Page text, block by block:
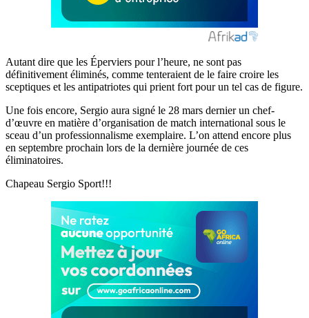
Autant dire que les Éperviers pour l’heure, ne sont pas
définitivement éliminés, comme tenteraient de le faire croire les
sceptiques et les antipatriotes qui prient fort pour un tel cas de figure.
Une fois encore, Sergio aura signé le 28 mars dernier un chef-
d’œuvre en matière d’organisation de match international sous le
sceau d’un professionnalisme exemplaire. L’on attend encore plus
en septembre prochain lors de la dernière journée de ces
éliminatoires.
Chapeau Sergio Sport!!!